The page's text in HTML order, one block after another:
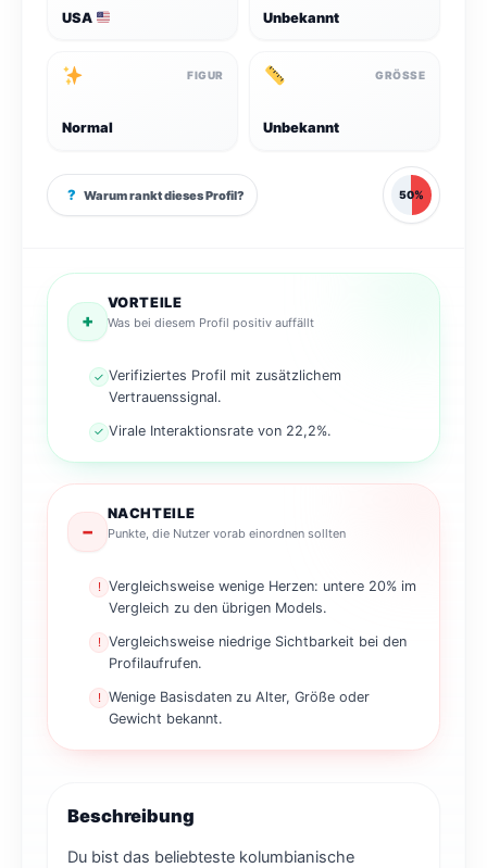
USA Unbekannt
FIGUR
Normal
GRÖSSE
Unbekannt
? Warum rankt dieses Profil? 50%
+
VORTEILE
Was bei diesem Profil positiv auffällt
✓ Verifiziertes Profil mit zusätzlichem
Vertrauenssignal.
✓ Virale Interaktionsrate von 22,2%.
−
NACHTEILE
Punkte, die Nutzer vorab einordnen sollten
! Vergleichsweise wenige Herzen: untere 20% im
Vergleich zu den übrigen Models.
! Vergleichsweise niedrige Sichtbarkeit bei den
Profilaufrufen.
! Wenige Basisdaten zu Alter, Größe oder
Gewicht bekannt.
Beschreibung
Du bist das beliebteste kolumbianische